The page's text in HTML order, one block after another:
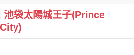
池袋太陽城王子(Prince